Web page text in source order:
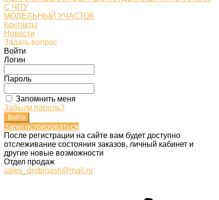
С ЧПУ
МОДЕЛЬНЫЙ УЧАСТОК
Контакты
Новости
Задать вопрос
Войти
Логин
Пароль
Запомнить меня
Забыли пароль?
Зарегистрироваться
После регистрации на сайте вам будет доступно
отслеживание состояния заказов, личный кабинет и
другие новые возможности
Отдел продаж
sales_drobmash@mail.ru